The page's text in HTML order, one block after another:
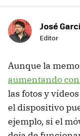
José
Editor
Aunque la
aumentando
las fotos y
el dispositivo
ejemplo, si el